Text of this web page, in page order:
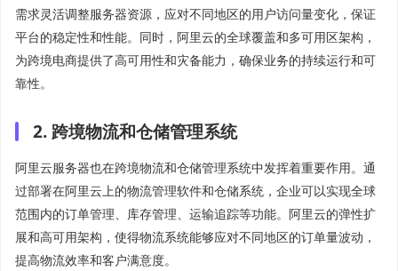
需求灵活调整服务器资源，应对不同地区的用户访问量变化，保证
平台的稳定性和性能。同时，阿里云的全球覆盖和多可用区架构，
为跨境电商提供了高可用性和灾备能力，确保业务的持续运行和可
靠性。
2. 跨境物流和仓储管理系统
阿里云服务器也在跨境物流和仓储管理系统中发挥着重要作用。通
过部署在阿里云上的物流管理软件和仓储系统，企业可以实现全球
范围内的订单管理、库存管理、运输追踪等功能。阿里云的弹性扩
展和高可用架构，使得物流系统能够应对不同地区的订单量波动，
提高物流效率和客户满意度。